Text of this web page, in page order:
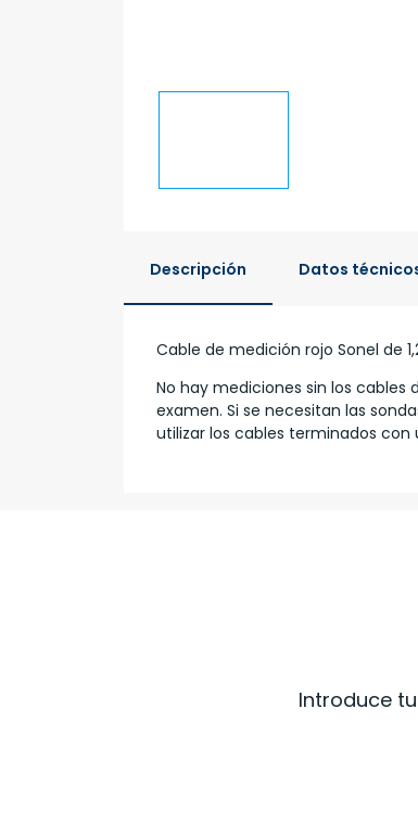
Descripción Datos
Cable de medición rojo Sonel de
No hay mediciones sin los
examen. Si se necesitan las
utilizar los cables terminados con
Introduce